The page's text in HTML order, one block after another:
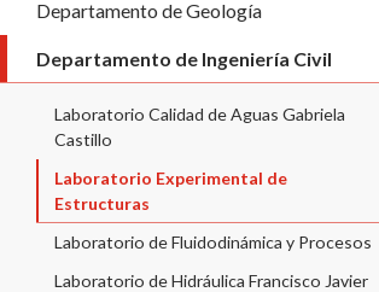
Departamento de Geología
Departamento de Ingeniería Civil
Laboratorio Calidad de Aguas Gabriela
Castillo
Laboratorio Experimental de
Estructuras
Laboratorio de Fluidodinámica y Procesos
Laboratorio de Hidráulica Francisco Javier